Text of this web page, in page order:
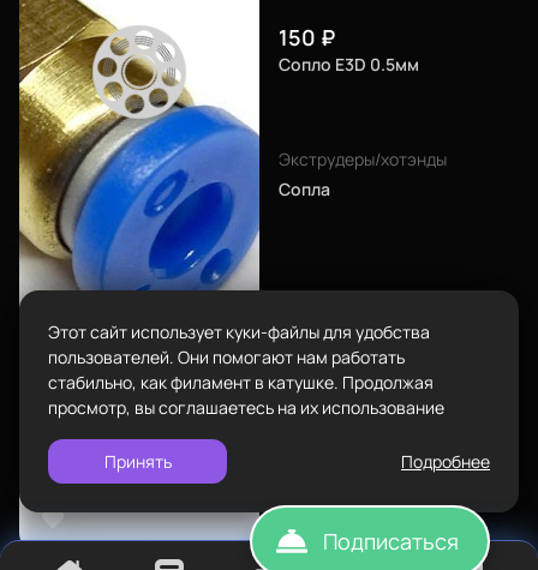
150 ₽
Сопло E3D 0.5мм
Экструдеры/хотэнды
Сопла
Каталог
Пластик BestFilament
Наборы
Сопутствующие товары
Комплектующие
Подарочные сертификаты
8-800-234-47-78
Адрес
ул.Проезжая дом 9а
Режим работы
Пн-Вс с 10:00 до 18:00
Задать вопрос
info@bestfilament.ru
Политика конфиденциальности
Этот сайт использует куки-файлы для удобства
пользователей. Они помогают нам работать
стабильно, как филамент в катушке. Продолжая
просмотр, вы соглашаетесь на их использование
Принять Подробнее
Подписаться